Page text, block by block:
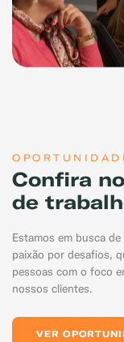
Confira
de
Estamos em busca
paixão por desafios,
pessoas com o foco
nossos clientes.
VER